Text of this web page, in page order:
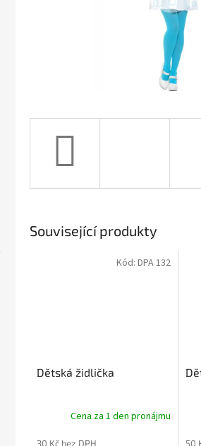
Související produkty
Dětská židlička
Cena za 1 den pronájmu
30 Kč bez DPH
Kód: DPA 132
50